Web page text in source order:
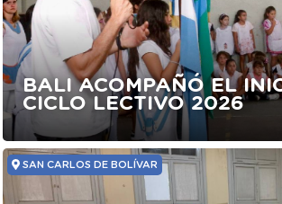
BALI ACOMPAÑÓ EL
CICLO LECTIVO 2026
SAN CARLOS DE BOLÍVAR